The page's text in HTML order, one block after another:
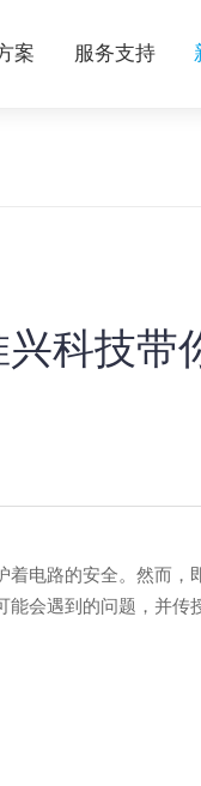
案 服务支持
科技带
电路的安全。然而
会遇到的问题，并传